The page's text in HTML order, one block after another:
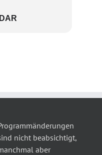
nicht beabsichtigt,
aber